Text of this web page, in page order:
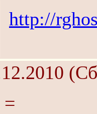
http://
=